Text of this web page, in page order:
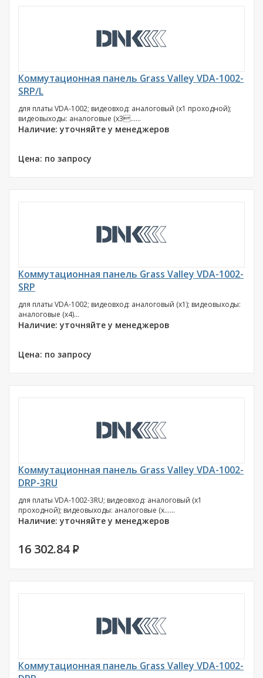
Коммутационная панель Grass Valley VDA-1002-
SRP/L
для платы VDA-1002; видеовход: аналоговый (х1 проходной);
видеовыходы: аналоговые (х3......
Наличие: уточняйте у менеджеров
Цена: по запросу
Коммутационная панель Grass Valley VDA-1002-
SRP
для платы VDA-1002; видеовход: аналоговый (х1); видеовыходы:
аналоговые (х4)...
Наличие: уточняйте у менеджеров
Цена: по запросу
Коммутационная панель Grass Valley VDA-1002-
DRP-3RU
для платы VDA-1002-3RU; видеовход: аналоговый (х1
проходной); видеовыходы: аналоговые (х......
Наличие: уточняйте у менеджеров
16 302.84P
Коммутационная панель Grass Valley VDA-1002-